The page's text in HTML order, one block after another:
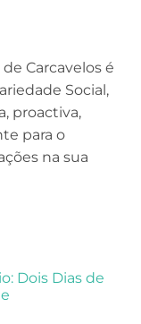
Carcavelos é
Social,
proactiva,
para o
na sua
Dois Dias de